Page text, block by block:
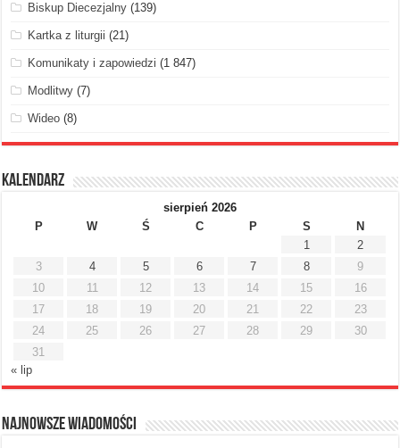
Biskup Diecezjalny (139)
Kartka z liturgii (21)
Komunikaty i zapowiedzi (1 847)
Modlitwy (7)
Wideo (8)
Kalendarz
sierpień 2026
P
W Ś C P S
N
1
2
3
4 5 6 7 8
9
10
11 12 13 14 15
16
17
18 19 20 21 22
23
24
25 26 27 28 29
30
31
« lip
Najnowsze Wiadomości